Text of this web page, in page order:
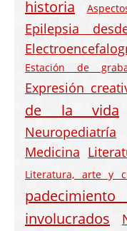
historia
Epilepsia
Estación de
Expresión
de la vida
Neuropediatría
Medicina
Literatura, arte y
involucrados